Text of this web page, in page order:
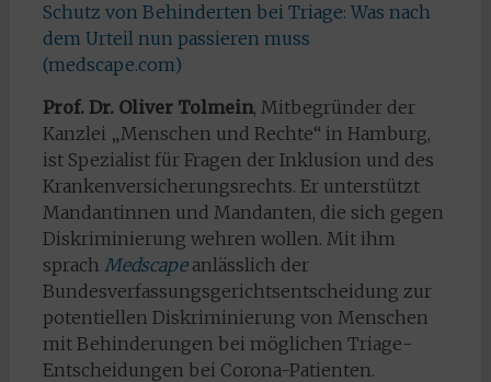
Schutz von Behinderten bei Triage: Was nach
dem Urteil nun passieren muss
(medscape.com)
Prof. Dr. Oliver Tolmein, Mitbegründer der
Kanzlei „Menschen und Rechte“ in Hamburg,
ist Spezialist für Fragen der Inklusion und des
Krankenversicherungsrechts. Er unterstützt
Mandantinnen und Mandanten, die sich gegen
Diskriminierung wehren wollen. Mit ihm
sprach Medscape anlässlich der
Bundesverfassungsgerichtsentscheidung zur
potentiellen Diskriminierung von Menschen
mit Behinderungen bei möglichen Triage-
Entscheidungen bei Corona-Patienten.